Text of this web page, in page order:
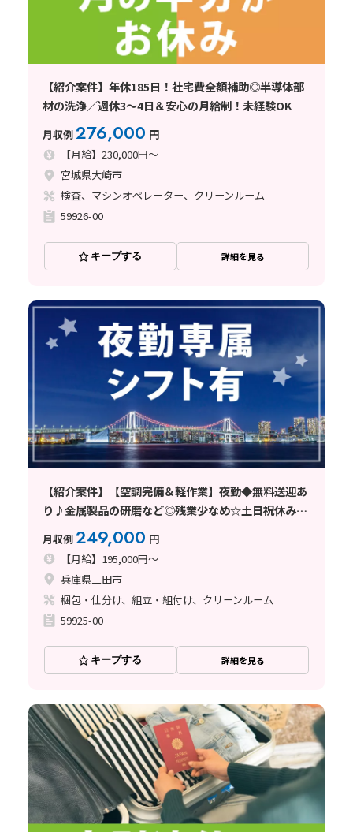
【紹介案件】年休185日！社宅費全額補助◎半導体部
材の洗浄／週休3～4日＆安心の月給制！未経験OK
月収例276,000 円
【月給】230,000円～
宮城県大崎市
検査、マシンオペレーター、クリーンルーム
59926-00
キープする 詳細を見る
【紹介案件】【空調完備＆軽作業】夜勤◆無料送迎あ
り♪金属製品の研磨など◎残業少なめ☆土日祝休み◆
未経験歓迎！
月収例249,000 円
【月給】195,000円～
兵庫県三田市
梱包・仕分け、組立・組付け、クリーンルーム
59925-00
キープする 詳細を見る